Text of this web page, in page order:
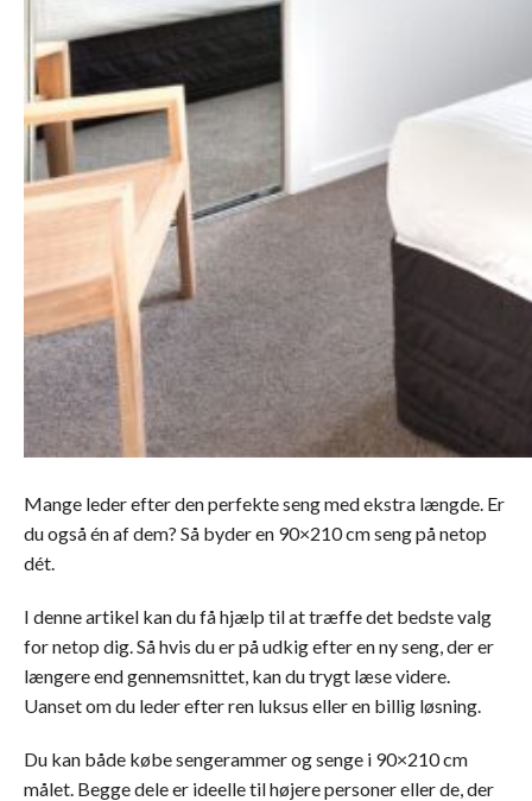
Mange leder efter den perfekte seng med ekstra længde. Er
du også én af dem? Så byder en 90×210 cm seng på netop
dét.
I denne artikel kan du få hjælp til at træffe det bedste valg
for netop dig. Så hvis du er på udkig efter en ny seng, der er
længere end gennemsnittet, kan du trygt læse videre.
Uanset om du leder efter ren luksus eller en billig løsning.
Du kan både købe sengerammer og senge i 90×210 cm
målet. Begge dele er ideelle til højere personer eller de, der